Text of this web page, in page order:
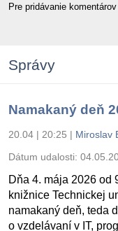
Pre pridávanie
Správy
Namakaný deň
20.04 | 20:25 | Miroslav
Dátum udalosti:
Dňa 4. mája 2026 od
knižnice Technickej
namakaný deň, teda
o vzdelávaní v IT,